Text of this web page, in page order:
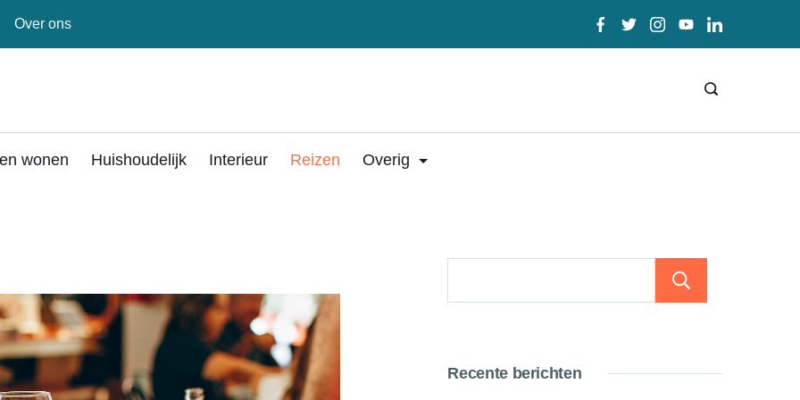
Over ons
wonen Huishoudelijk Interieur Reizen Overig
Recente berichten